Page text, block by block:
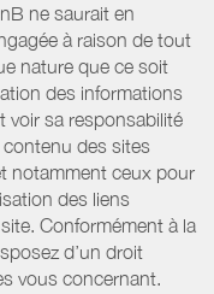
ne saurait en
à raison de tout
nature que ce soit
des informations
voir sa responsabilité
des sites
notamment ceux pour
des liens
Conformément à la
d’un droit
vous concernant.